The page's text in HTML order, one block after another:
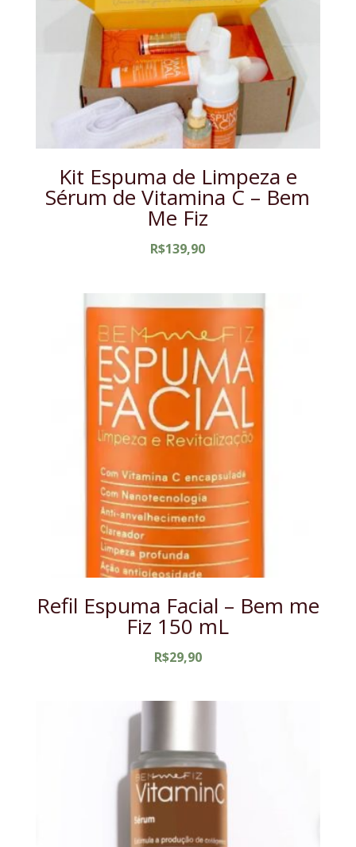
Kit Espuma de Limpeza e
Sérum de Vitamina C – Bem
Me Fiz
R$139,90
Refil Espuma Facial – Bem me
Fiz 150 mL
R$29,90